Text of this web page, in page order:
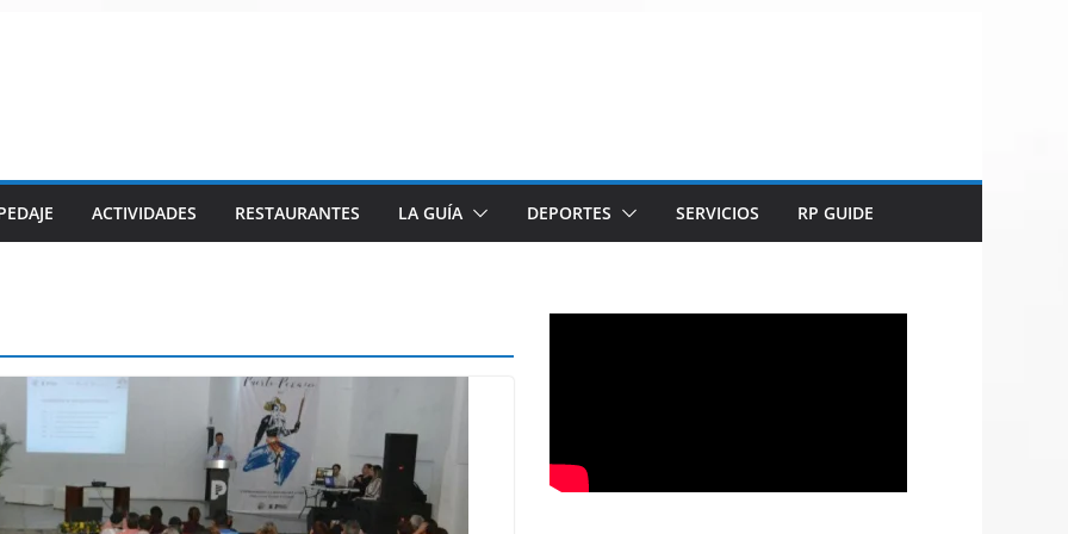
ACTIVIDADES RESTAURANTES LA GUÍA DEPORTES SERVICIOS RP GUIDE